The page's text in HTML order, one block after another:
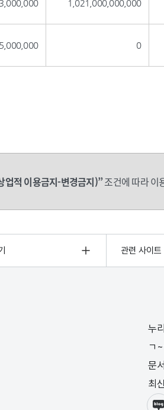
1,021,000,000,000
0
업적 이용금지-변경금지)”조건에 따라 이
관련 사이트
누
ㄱ
문
최
블